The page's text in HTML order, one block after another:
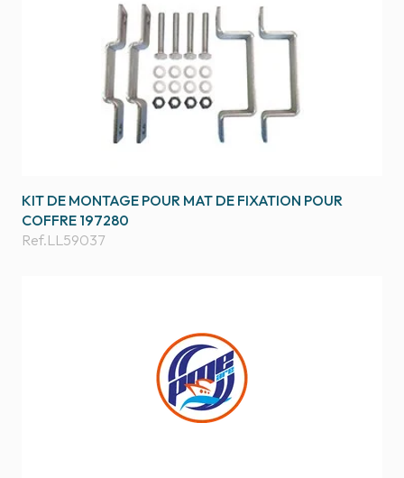
KIT DE MONTAGE POUR MAT DE FIXATION POUR
COFFRE 197280
Ref.LL59037